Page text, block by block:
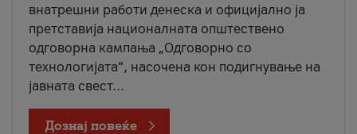
внатрешни работи денеска и официјално ја
претставија националната општествено
одговорна кампања „Одговорно со
технологијата“, насочена кон подигнување на
јавната свест...
Дознај повеќе